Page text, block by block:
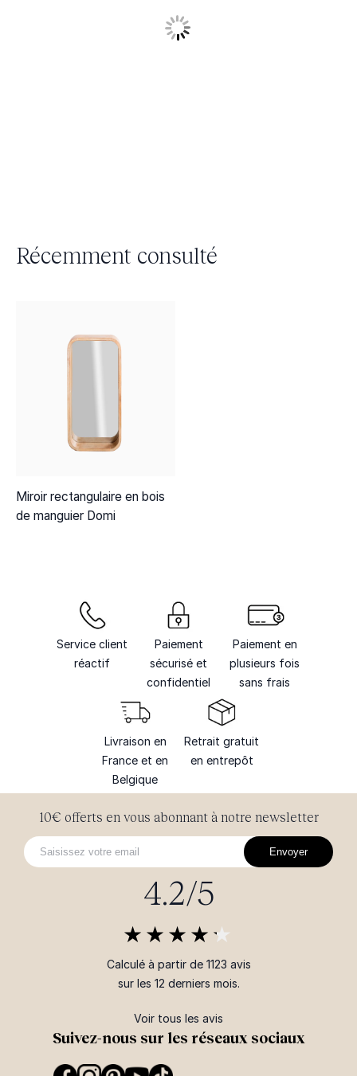
Récemment consulté
Miroir rectangulaire en bois
de manguier Domi
Service client
réactif
Paiement
sécurisé et
confidentiel
Paiement en
plusieurs fois
sans frais
Livraison en
France et en
Belgique
Retrait gratuit
en entrepôt
Suivez-nous sur les réseaux sociaux
10€ offerts en vous abonnant à notre newsletter
Envoyer
4.2/5
Calculé à partir de 1123 avis
sur les 12 derniers mois.
Voir tous les avis